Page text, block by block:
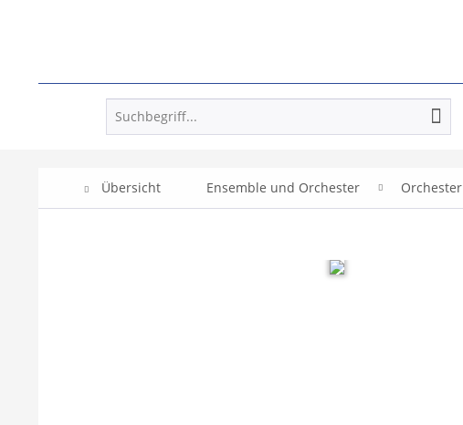
Übersicht Ensemble und Orchester Orchester